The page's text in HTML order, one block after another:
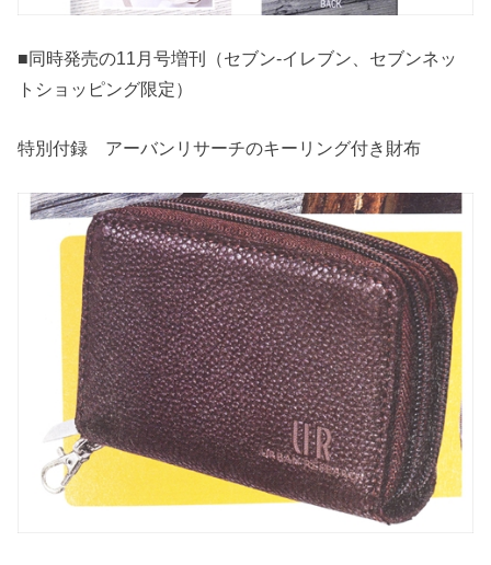
■同時発売の11月号増刊（セブン-イレブン、セブンネッ
トショッピング限定）
特別付録 アーバンリサーチのキーリング付き財布